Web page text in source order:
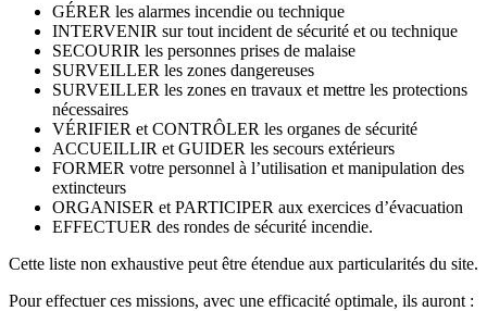
GÉRER les alarmes incendie ou technique
INTERVENIR sur tout incident de sécurité et ou technique
SECOURIR les personnes prises de malaise
SURVEILLER les zones dangereuses
SURVEILLER les zones en travaux et mettre les protections
nécessaires
VÉRIFIER et CONTRÔLER les organes de sécurité
ACCUEILLIR et GUIDER les secours extérieurs
FORMER votre personnel à l’utilisation et manipulation des
extincteurs
ORGANISER et PARTICIPER aux exercices d’évacuation
EFFECTUER des rondes de sécurité incendie.
Cette liste non exhaustive peut être étendue aux particularités du site.
Pour effectuer ces missions, avec une efficacité optimale, ils auront :